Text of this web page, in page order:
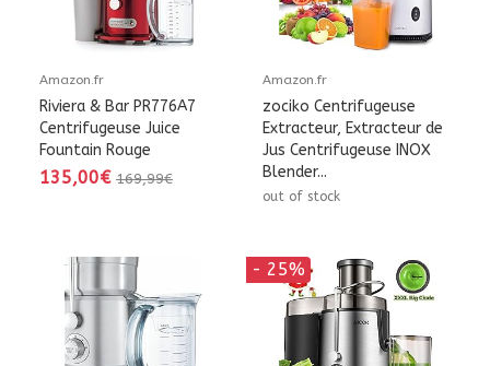
Amazon.fr
Riviera & Bar PR776A7
Centrifugeuse Juice
Fountain Rouge
135,00€ 169,99€
Amazon.fr
zociko Centrifugeuse
Extracteur, Extracteur de
Jus Centrifugeuse INOX
Blender...
out of stock
- 25%